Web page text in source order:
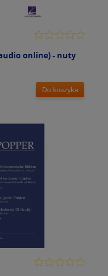
online) - nuty
Do koszyka